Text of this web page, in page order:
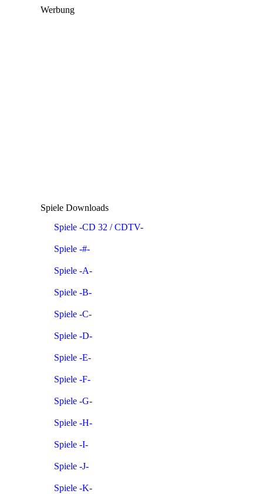
Werbung
Spiele Downloads
Spiele -CD 32 / CDTV-
Spiele -#-
Spiele -A-
Spiele -B-
Spiele -C-
Spiele -D-
Spiele -E-
Spiele -F-
Spiele -G-
Spiele -H-
Spiele -I-
Spiele -J-
Spiele -K-